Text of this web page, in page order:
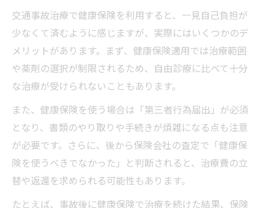
交通事故治療で健康保険を利用すると、一見自己負担が
少なくて済むように感じますが、実際にはいくつかのデ
メリットがあります。まず、健康保険適用では治療範囲
や薬剤の選択が制限されるため、自由診療に比べて十分
な治療が受けられないこともあります。
また、健康保険を使う場合は「第三者行為届出」が必須
となり、書類のやり取りや手続きが煩雑になる点も注意
が必要です。さらに、後から保険会社の査定で「健康保
険を使うべきでなかった」と判断されると、治療費の立
替や返還を求められる可能性もあります。
たとえば、事故後に健康保険で治療を続けた結果、保険